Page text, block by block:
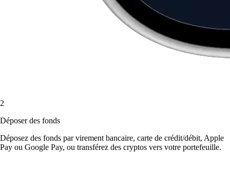
2
Déposer des fonds
Déposez des fonds par virement bancaire, carte de crédit/débit, Apple
Pay ou Google Pay, ou transférez des cryptos vers votre portefeuille.